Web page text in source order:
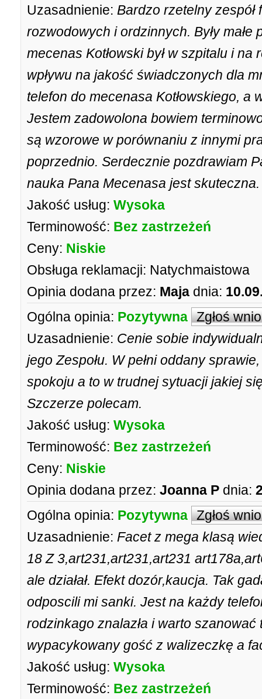
Uzasadnienie: Bardzo rzetelny
rozwodowych i ordzinnych. Były
mecenas Kotłowski był w szpitalu i na
wpływu na jakość świadczonych dla
telefon do mecenasa Kotłowskiego, a
Jestem zadowolona bowiem
są wzorowe w porównaniu z innymi
poprzednio. Serdecznie pozdrawiam
nauka Pana Mecenasa jest
Jakość usług: Wysoka
Terminowość: Bez zastrzeżeń
Ceny: Niskie
Obsługa reklamacji: Natychmaistowa
Opinia dodana przez: Maja dnia:
Ogólna opinia: Pozytywna Zgłoś
Uzasadnienie: Cenie sobie
jego Zespołu. W pełni oddany
spokoju a to w trudnej sytuacji jakiej
Szczerze polecam.
Jakość usług: Wysoka
Terminowość: Bez zastrzeżeń
Ceny: Niskie
Opinia dodana przez: Joanna P dnia:
Ogólna opinia: Pozytywna Zgłoś
Uzasadnienie: Facet z mega klasą
18 Z 3,art231,art231,art231
ale działał. Efekt dozór,kaucja. Tak
odposcili mi sanki. Jest na każdy
rodzinkago znalazła i warto
wypacykowany gość z walizeczkę a
Jakość usług: Wysoka
Terminowość: Bez zastrzeżeń